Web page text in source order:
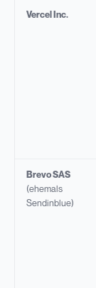
Vercel Inc.
Brevo SAS
(ehemals
Sendinblue)